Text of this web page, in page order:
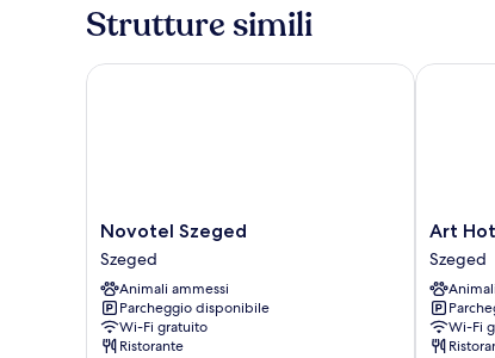
letto
o
Strutture simili
Novotel
Szeged
Szeged
Novotel Szeged
Szeged
Animali ammessi
Parcheggio disponibile
Wi-Fi gratuito
Ristorante
Novotel Szeged
Art
Hotel
Szeged
Szeged
Art
Szeged
Wi-Fi
Art Hotel